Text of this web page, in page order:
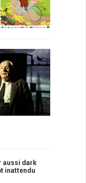
aussi dark
inattendu